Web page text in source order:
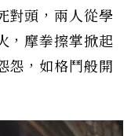
對頭，兩人從學
，摩拳擦掌掀起
怨，如格鬥般開